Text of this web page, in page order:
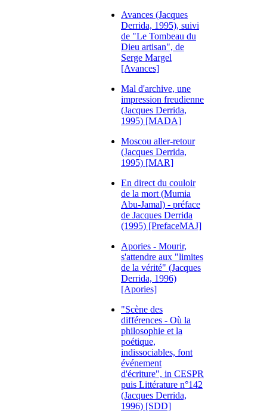
Avances (Jacques
Derrida, 1995), suivi
de "Le Tombeau du
Dieu artisan", de
Serge Margel
[Avances]
Mal d'archive, une
impression freudienne
(Jacques Derrida,
1995) [MADA]
Moscou aller-retour
(Jacques Derrida,
1995) [MAR]
En direct du couloir
de la mort (Mumia
Abu-Jamal) - préface
de Jacques Derrida
(1995) [PrefaceMAJ]
Apories - Mourir,
s'attendre aux "limites
de la vérité" (Jacques
Derrida, 1996)
[Apories]
"Scène des
différences - Où la
philosophie et la
poétique,
indissociables, font
événement
d'écriture", in CESPR
puis Littérature n°142
(Jacques Derrida,
1996) [SDD]